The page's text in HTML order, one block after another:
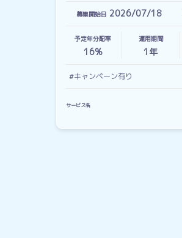
募集開始日 2026/07/18
予定年分配率
16%
運用期間
1 年
#キャンペーン有り
サービス名